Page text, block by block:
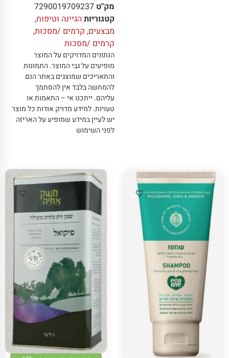
מק"ט 7290019709237
קטגוריותהגיינה וטיפוח,
מבצעים, קרמים /מסכות,
קרמים /מסכות
הנתונים המדויקים על המוצר
מופיעים על גבי המוצר.התמונות
והתאריכים שמוצגים באתר הנם
להמחשה בלבד אין להסתמך
עליהם.ייתכנו אי – התאמות או
טעויות.למידע מדויק אודות כל מוצר
יש לעיין במידע שמופיע על האריזה
לפני השימוש